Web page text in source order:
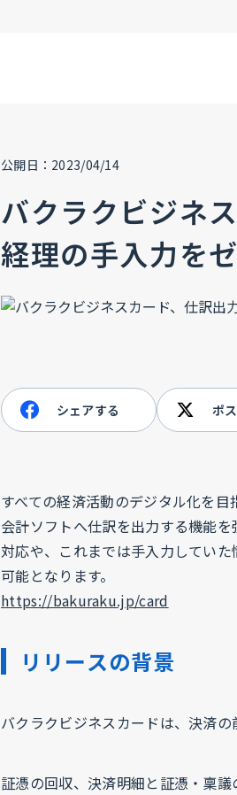
公開日：2023/04/14
バクラクビジネ
経理の手入力を
シェアする ポ
すべての経済活動のデジタル化を目
会計ソフトへ仕訳を出力する機能
対応や、これまでは手入力してい
可能となります。
https://bakuraku.jp/card
リリースの背景
バクラクビジネスカードは、決済の
証憑の回収、決済明細と証憑・稟